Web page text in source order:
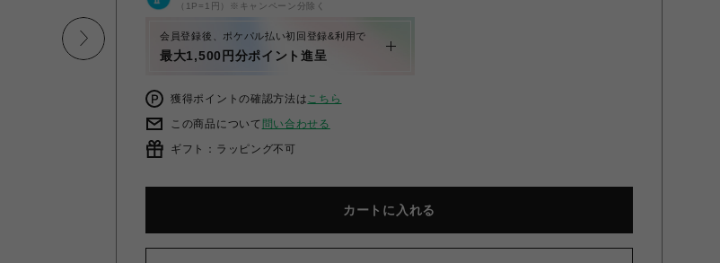
（1P=1円）※キャンペーン分除く
会員登録後、ポケパル払い初回登録&利用で
最大1,500円分ポイント進呈
獲得ポイントの確認方法はこちら
この商品について 問い合わせる
ギフト：ラッピング不可
カートに入れる